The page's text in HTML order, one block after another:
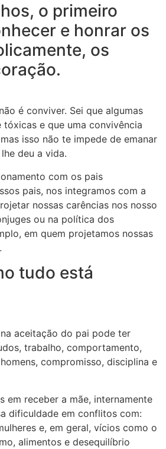
o primeiro
e honrar os
os
é conviver. Sei que algumas
e que uma convivência
isso não te impede de emanar
deu a vida.
pais, nos integramos com a
nossas carências nos nosso
ou na política dos
em quem projetamos nossas
tudo está
aceitação do pai pode ter
trabalho, comportamento,
compromisso, disciplina e
em receber a mãe, internamente
dificuldade em conflitos com:
e, em geral, vícios como o
alimentos e desequilíbrio